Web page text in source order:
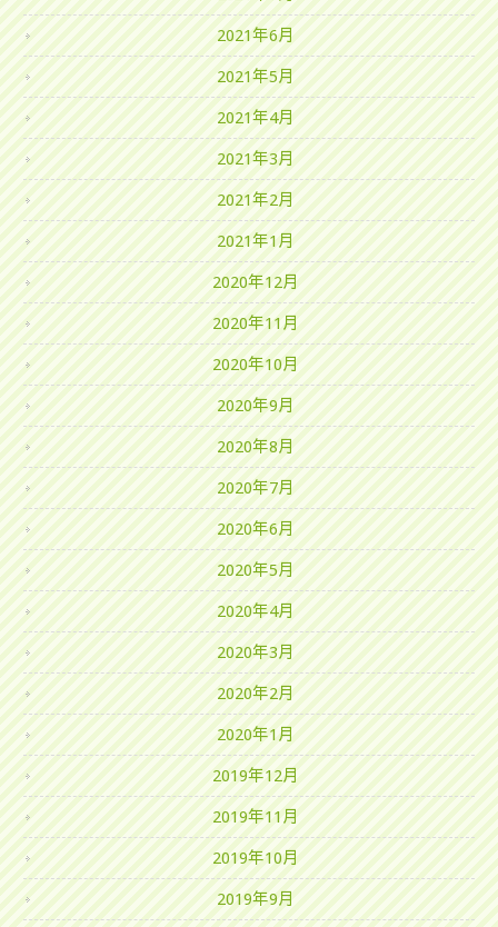
2021年6月
2021年5月
2021年4月
2021年3月
2021年2月
2021年1月
2020年12月
2020年11月
2020年10月
2020年9月
2020年8月
2020年7月
2020年6月
2020年5月
2020年4月
2020年3月
2020年2月
2020年1月
2019年12月
2019年11月
2019年10月
2019年9月